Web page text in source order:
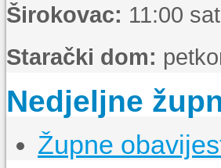
Širokovac: 11:00
Starački dom:
Nedjeljne
Župne